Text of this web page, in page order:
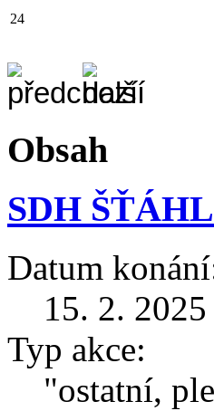
24
Obsah
SDH
Datum
15. 2. 2025
Typ akce:
"ostatní,